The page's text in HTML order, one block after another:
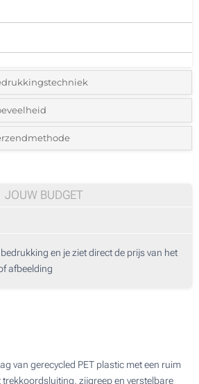
en kleuren van het logo:
het gewenste aantal in
JOUW BUDGET
en je ziet direct de prijs van het
afbeelding
van gerecycled PET plastic met een ruim
zijgreep en verstelbare